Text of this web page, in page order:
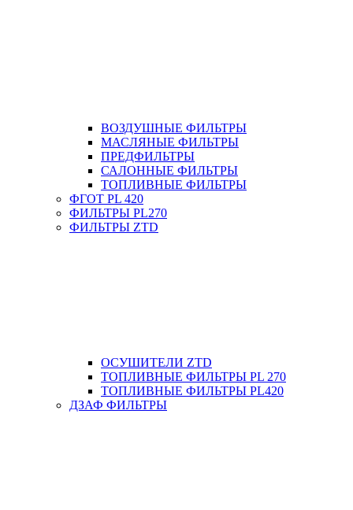
ВОЗДУШНЫЕ ФИЛЬТРЫ
МАСЛЯНЫЕ ФИЛЬТРЫ
ПРЕДФИЛЬТРЫ
САЛОННЫЕ ФИЛЬТРЫ
ТОПЛИВНЫЕ ФИЛЬТРЫ
ФГОТ PL 420
ФИЛЬТРЫ PL270
ФИЛЬТРЫ ZTD
ОСУШИТЕЛИ ZTD
ТОПЛИВНЫЕ ФИЛЬТРЫ PL 270
ТОПЛИВНЫЕ ФИЛЬТРЫ PL420
ДЗАФ ФИЛЬТРЫ